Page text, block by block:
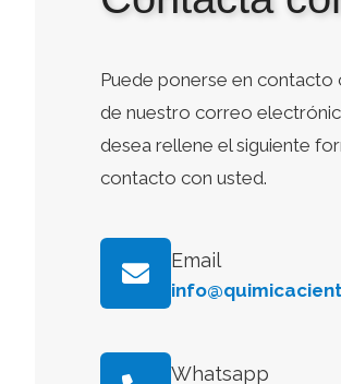
Puede ponerse en
de nuestro correo
desea rellene el siguiente
contacto con usted.
Email
Whatsapp